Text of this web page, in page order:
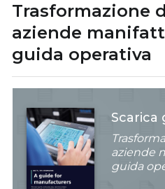
Trasformazione
aziende
guida operativa
aziende
guida